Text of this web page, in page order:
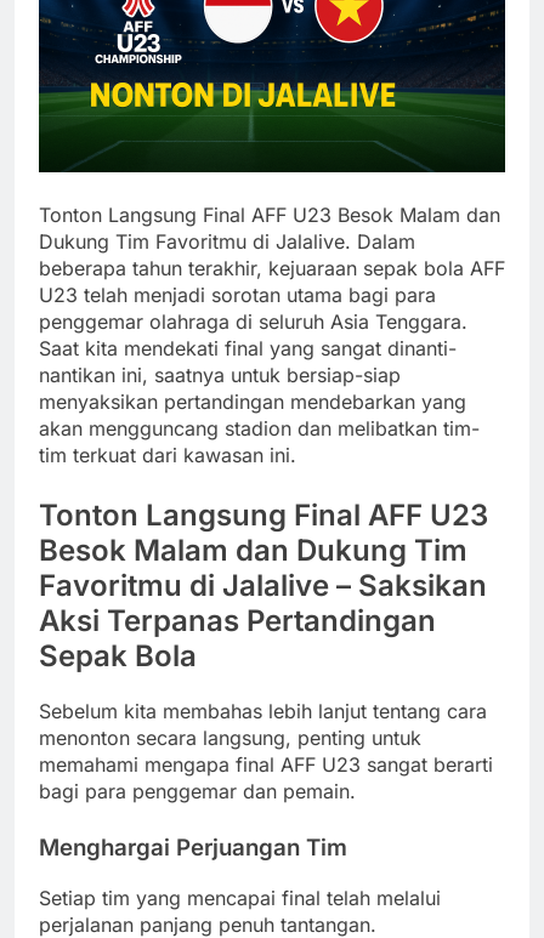
Tonton Langsung Final AFF U23 Besok Malam dan
Dukung Tim Favoritmu di Jalalive. Dalam
beberapa tahun terakhir, kejuaraan sepak bola AFF
U23 telah menjadi sorotan utama bagi para
penggemar olahraga di seluruh Asia Tenggara.
Saat kita mendekati final yang sangat dinanti-
nantikan ini, saatnya untuk bersiap-siap
menyaksikan pertandingan mendebarkan yang
akan mengguncang stadion dan melibatkan tim-
tim terkuat dari kawasan ini.
Tonton Langsung Final AFF U23
Besok Malam dan Dukung Tim
Favoritmu di Jalalive – Saksikan
Aksi Terpanas Pertandingan
Sepak Bola
Sebelum kita membahas lebih lanjut tentang cara
menonton secara langsung, penting untuk
memahami mengapa final AFF U23 sangat berarti
bagi para penggemar dan pemain.
Menghargai Perjuangan Tim
Setiap tim yang mencapai final telah melalui
perjalanan panjang penuh tantangan.